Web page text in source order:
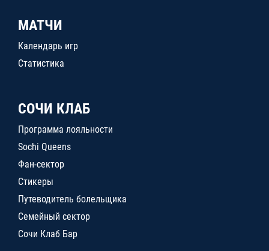
МАТЧИ
Календарь игр
Статистика
СОЧИ КЛАБ
Программа лояльности
Sochi Queens
Фан-сектор
Стикеры
Путеводитель болельщика
Семейный сектор
Сочи Клаб Бар